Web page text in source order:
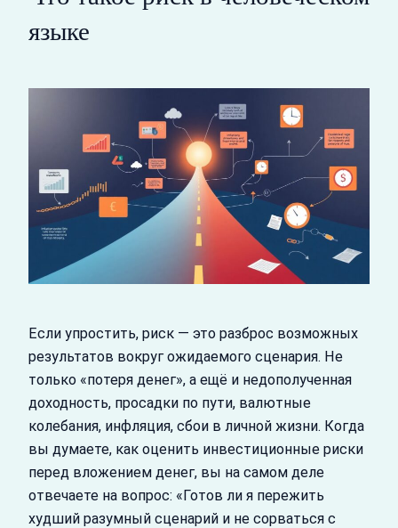
языке
Если упростить, риск — это разброс возможных
результатов вокруг ожидаемого сценария. Не
только «потеря денег», а ещё и недополученная
доходность, просадки по пути, валютные
колебания, инфляция, сбои в личной жизни. Когда
вы думаете, как оценить инвестиционные риски
перед вложением денег, вы на самом деле
отвечаете на вопрос: «Готов ли я пережить
худший разумный сценарий и не сорваться с